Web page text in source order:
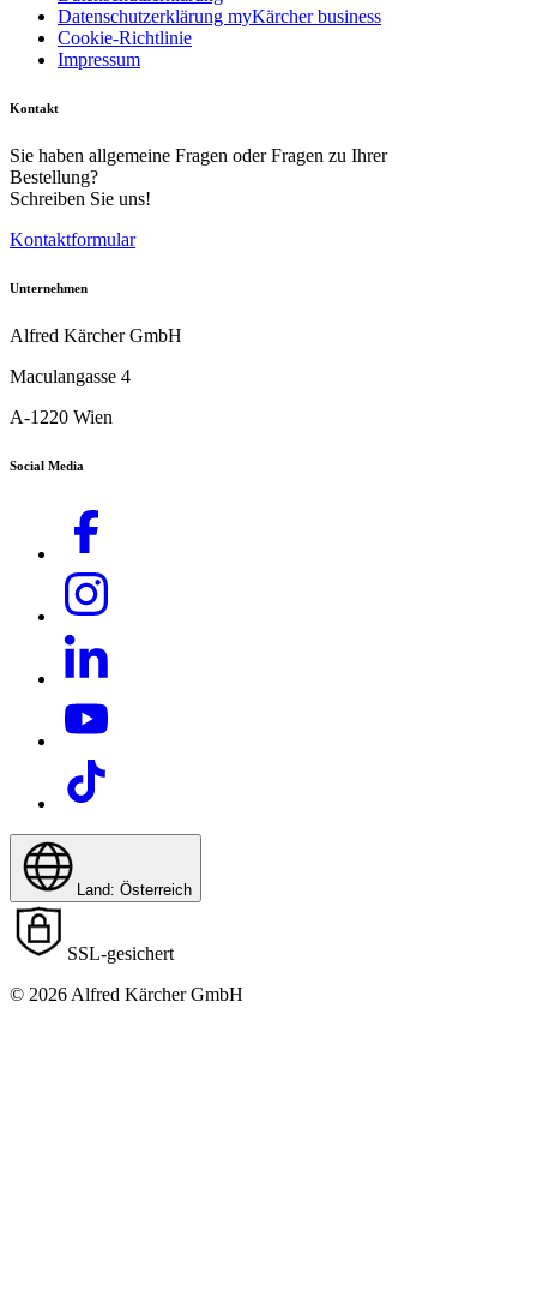
Download PDF
Datenschutzerklärung myKärcher business
Cookie-Richtlinie
Impressum
Kontakt
Sie haben allgemeine Fragen oder Fragen zu Ihrer
Bestellung?
Schreiben Sie uns!
Kontaktformular
Unternehmen
Alfred Kärcher GmbH
Maculangasse 4
A-1220 Wien
Social Media
Land: Österreich
SSL-gesichert
© 2026 Alfred Kärcher GmbH